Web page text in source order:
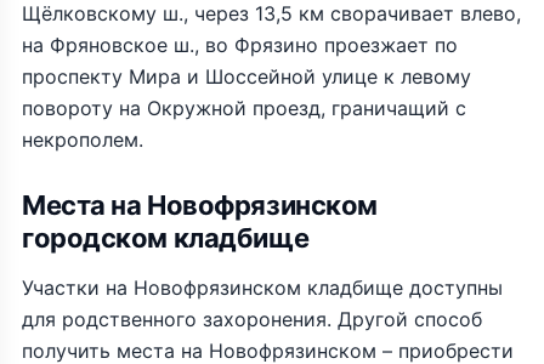
Щёлковскому ш., через 13,5 км сворачивает влево,
на Фряновское ш., во Фрязино проезжает по
проспекту Мира и Шоссейной улице к левому
повороту на Окружной проезд, граничащий с
некрополем.
Места на Новофрязинском
городском кладбище
Участки на Новофрязинском кладбище доступны
для родственного захоронения. Другой способ
получить места на Новофрязинском – приобрести